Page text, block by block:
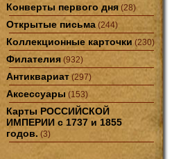
Конверты первого дня (28)
Открытые письма (244)
Коллекционные карточки (230)
Филателия (932)
Антиквариат (297)
Аксессуары (153)
Карты РОССИЙСКОЙ
ИМПЕРИИ с 1737 и 1855
годов. (3)